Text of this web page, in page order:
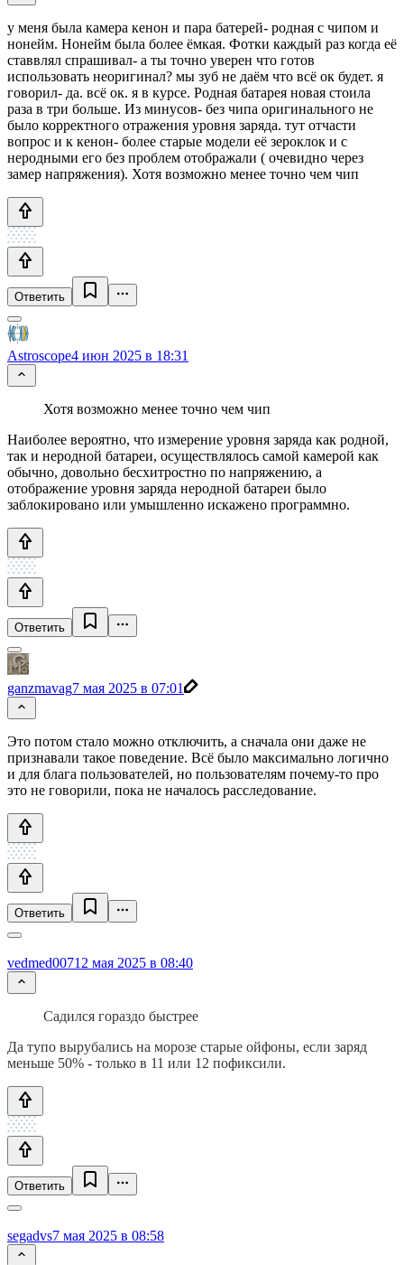
у меня была камера кенон и пара батерей- родная с чипом и
нонейм. Нонейм была более ёмкая. Фотки каждый раз когда её
ставвлял спрашивал- а ты точно уверен что готов
использовать неоригинал? мы зуб не даём что всё ок будет. я
говорил- да. всё ок. я в курсе. Родная батарея новая стоила
раза в три больше. Из минусов- без чипа оригинального не
было корректного отражения уровня заряда. тут отчасти
вопрос и к кенон- более старые модели её зероклок и с
неродными его без проблем отображали ( очевидно через
замер напряжения). Хотя возможно менее точно чем чип
Ответить
Astroscope4 июн 2025 в 18:31
Хотя возможно менее точно чем чип
Наиболее вероятно, что измерение уровня заряда как родной,
так и неродной батареи, осуществлялось самой камерой как
обычно, довольно бесхитростно по напряжению, а
отображение уровня заряда неродной батареи было
заблокировано или умышленно искажено программно.
Ответить
ganzmavag7 мая 2025 в 07:01
Это потом стало можно отключить, а сначала они даже не
признавали такое поведение. Всё было максимально логично
и для блага пользователей, но пользователям почему-то про
это не говорили, пока не началось расследование.
Ответить
vedmed00712 мая 2025 в 08:40
Садился гораздо быстрее
Да тупо вырубались на морозе старые ойфоны, если заряд
меньше 50% - только в 11 или 12 пофиксили.
Ответить
segadvs7 мая 2025 в 08:58